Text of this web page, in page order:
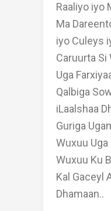
Raaliyo iyo
Ma
iyo Culeys
Caruurta Si
Uga
Qalbiga
iLaalshaa
Guriga
Wuxuu
Wuxuu Ku
Kal Gaceyl
Dhamaan..